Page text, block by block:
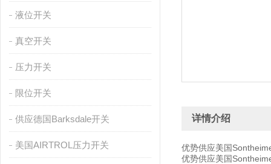
液位开关
真空开关
压力开关
限位开关
供应德国Barksdale开关
美国AIRTROL压力开关
详情介绍
优势供应美国
优势供应美国